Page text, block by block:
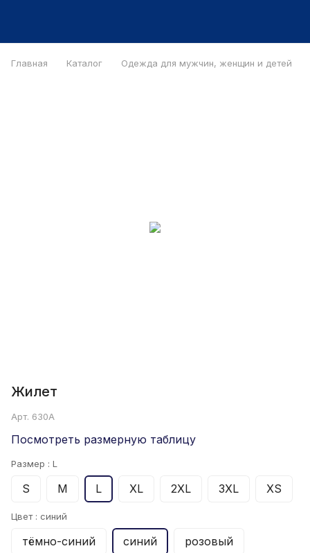
Главная Каталог Одежда для мужчин, женщин и детей
Жилет
Арт. 630А
Посмотреть размерную таблицу
Размер : L
S M L XL 2XL 3XL XS
Цвет : синий
тёмно-синий синий розовый